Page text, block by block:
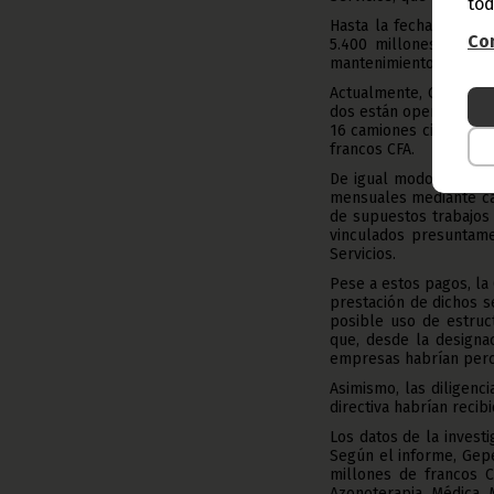
Hasta la fecha, E.J.P.
5.400 millones
mantenimiento de
Actualmente,
dos están operativos
16 camiones
francos CFA.
De igual modo, las
mensuales mediante
de supuestos
vinculados
Servicios.
Pese a estos pagos,
prestación de dichos
posible uso de
que, desde la
empresas habrían
Asimismo, las
directiva habrían
Los datos de la
Según el informe,
millones de francos